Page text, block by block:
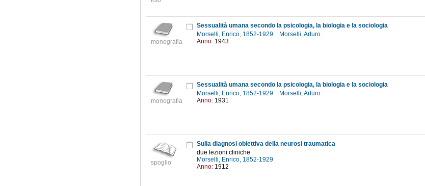
monografia
Sessualità umana secondo la psicologia, la biologia e la sociologia
Morselli, Enrico, 1852-1929
Morselli, Arturo
Anno: 1943
monografia
Sessualità umana secondo la psicologia, la biologia e la sociologia
Morselli, Enrico, 1852-1929
Morselli, Arturo
Anno: 1931
spoglio
Sulla diagnosi obiettiva della neurosi traumatica
due lezioni cliniche
Morselli, Enrico, 1852-1929
Anno: 1912